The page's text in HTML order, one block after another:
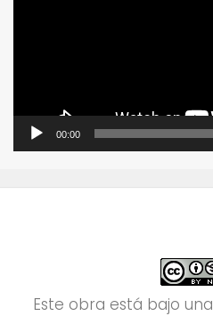
00:00
Este obra está bajo una